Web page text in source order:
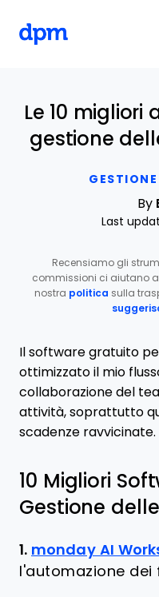
Le 10
gestione
By
Last
Recensiamo gli
commissioni ci aiutano
nostra politica sulla
Il software gratuito
ottimizzato il mio
collaborazione del
attività, soprattutto
scadenze ravvicinate.
10 Migliori
Gestione
1. monday AI
l'automazione